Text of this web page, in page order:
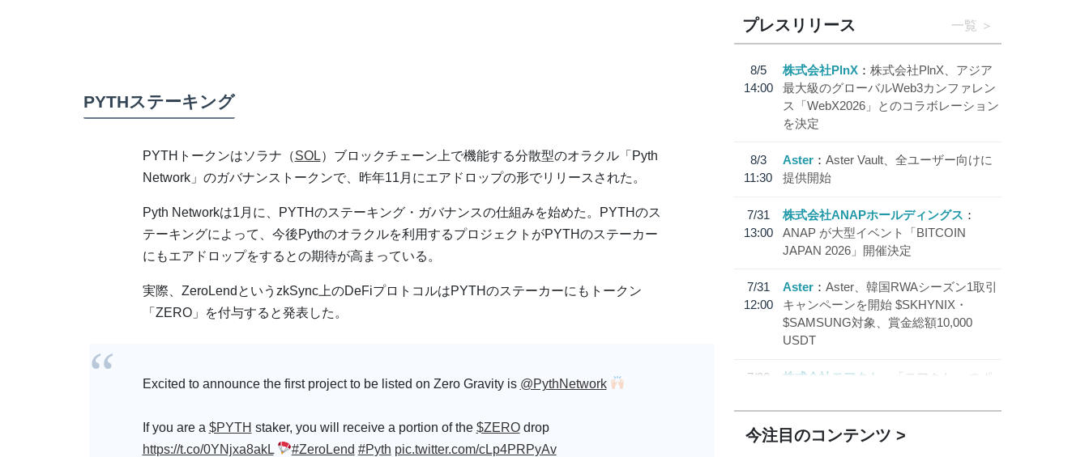
PYTHステーキング
PYTHトークンはソラナ（SOL）ブロックチェーン上で機能する分散型のオラクル「Pyth
Network」のガバナンストークンで、昨年11月にエアドロップの形でリリースされた。
Pyth Networkは1月に、PYTHのステーキング・ガバナンスの仕組みを始めた。PYTHのス
テーキングによって、今後Pythのオラクルを利用するプロジェクトがPYTHのステーカー
にもエアドロップをするとの期待が高まっている。
実際、ZeroLendというzkSync上のDeFiプロトコルはPYTHのステーカーにもトークン
「ZERO」を付与すると発表した。
Excited to announce the first project to be listed on Zero Gravity is @PythNetwork
If you are a $PYTH staker, you will receive a portion of the $ZEROdrop
https://t.co/0YNjxa8akL
#ZeroLend #Pyth pic.twitter.com/cLp4PRPyAv
プレスリリース 一覧
8/5
14:00
株式会社PlnX
株式会社PlnX、アジア
最大級のグローバルWeb3カンファレン
ス「WebX2026」とのコラボレーション
を決定
8/3
11:30
Aster
Aster Vault、全ユーザー向けに
提供開始
7/31
13:00
株式会社ANAPホールディングス
ANAP が大型イベント「BITCOIN
JAPAN 2026」開催決定
7/31
12:00
Aster
Aster、韓国RWAシーズン1取引
キャンペーンを開始 $SKHYNIX・
$SAMSUNG対象、賞金総額10,000
USDT
7/30
株式会社モアクト
「モアクト」 のポ
「 JPYC」を追加
今注目のコンテンツ